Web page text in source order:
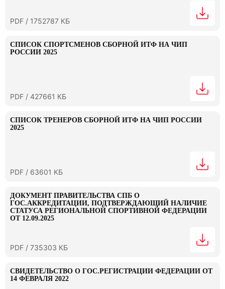
PDF / 1752787 КБ
СПИСОК СПОРТСМЕНОВ СБОРНОЙ ИТФ НА ЧИП
РОССИИ 2025
PDF / 427661 КБ
СПИСОК ТРЕНЕРОВ СБОРНОЙ ИТФ НА ЧИП РОССИИ
2025
PDF / 63601 КБ
ДОКУМЕНТ ПРАВИТЕЛЬСТВА СПБ О
ГОС.АККРЕДИТАЦИИ, ПОДТВЕРЖДАЮЩИЙ НАЛИЧИЕ
СТАТУСА РЕГИОНАЛЬНОЙ СПОРТИВНОЙ ФЕДЕРАЦИИ
ОТ 12.09.2025
PDF / 735303 КБ
СВИДЕТЕЛЬСТВО О ГОС.РЕГИСТРАЦИИ ФЕДЕРАЦИИ ОТ
14 ФЕВРАЛЯ 2022